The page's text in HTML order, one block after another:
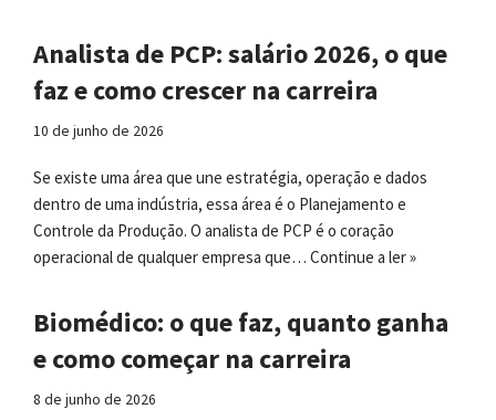
Analista de PCP: salário 2026, o que
faz e como crescer na carreira
10 de junho de 2026
Se existe uma área que une estratégia, operação e dados
dentro de uma indústria, essa área é o Planejamento e
Controle da Produção. O analista de PCP é o coração
operacional de qualquer empresa que… Continue a ler »
Biomédico: o que faz, quanto ganha
e como começar na carreira
8 de junho de 2026